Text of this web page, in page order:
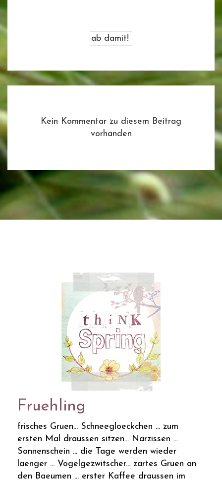
Kein Kommentar zu diesem Beitrag
vorhanden
Fruehling
frisches Gruen... Schneegloeckchen ... zum
ersten Mal draussen sitzen... Narzissen ...
Sonnenschein ... die Tage werden wieder
laenger ... Vogelgezwitscher... zartes Gruen an
den Baeumen ... erster Kaffee draussen im